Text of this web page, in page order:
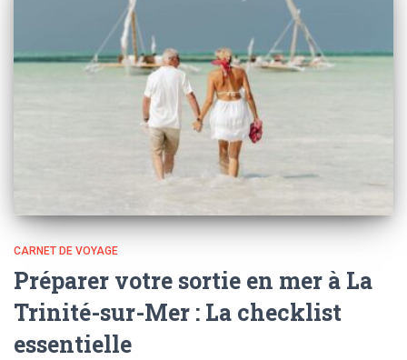
CARNET DE VOYAGE
Préparer votre sortie en mer à La
Trinité-sur-Mer : La checklist
essentielle